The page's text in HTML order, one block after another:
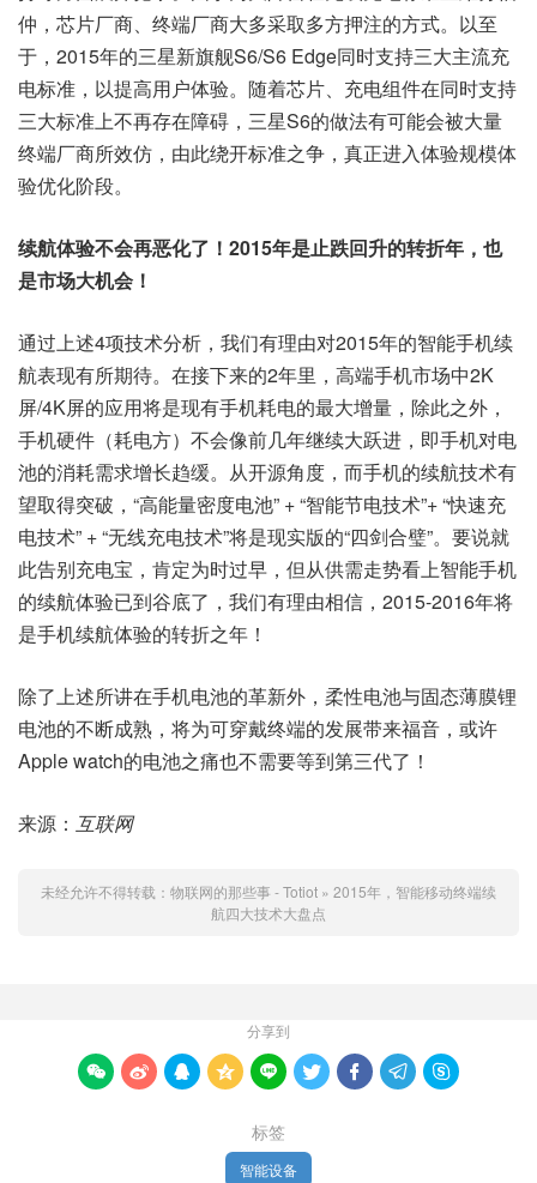
仲，芯片厂商、终端厂商大多采取多方押注的方式。以至
于，2015年的三星新旗舰S6/S6 Edge同时支持三大主流充
电标准，以提高用户体验。随着芯片、充电组件在同时支持
三大标准上不再存在障碍，三星S6的做法有可能会被大量
终端厂商所效仿，由此绕开标准之争，真正进入体验规模体
验优化阶段。
续航体验不会再恶化了！2015年是止跌回升的转折年，也
是市场大机会！
通过上述4项技术分析，我们有理由对2015年的智能手机续
航表现有所期待。在接下来的2年里，高端手机市场中2K
屏/4K屏的应用将是现有手机耗电的最大增量，除此之外，
手机硬件（耗电方）不会像前几年继续大跃进，即手机对电
池的消耗需求增长趋缓。从开源角度，而手机的续航技术有
望取得突破，“高能量密度电池” + “智能节电技术”+ “快速充
电技术” + “无线充电技术”将是现实版的“四剑合璧”。要说就
此告别充电宝，肯定为时过早，但从供需走势看上智能手机
的续航体验已到谷底了，我们有理由相信，2015-2016年将
是手机续航体验的转折之年！
除了上述所讲在手机电池的革新外，柔性电池与固态薄膜锂
电池的不断成熟，将为可穿戴终端的发展带来福音，或许
Apple watch的电池之痛也不需要等到第三代了！
来源： 互联网
未经允许不得转载： 物联网的那些事 - Totiot » 2015年，智能移动终端续
航四大技术大盘点
分享到
        
标签
智能设备